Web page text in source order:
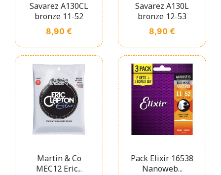
Savarez A130CL
bronze 11-52
Prix
8,90 €
Savarez A130L
bronze 12-53
Prix
8,90 €
Martin & Co
MEC12 Eric...
Pack Elixir 16538
Nanoweb...